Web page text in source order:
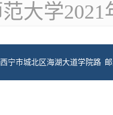
大学
宁市城北区海湖大道学院路